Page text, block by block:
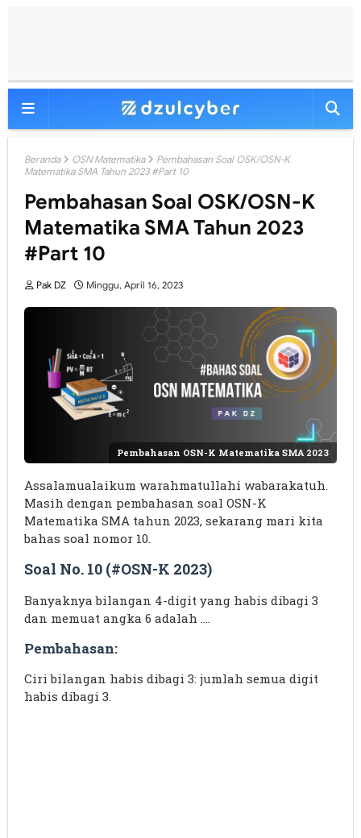
Beranda OSN Matematika
Pembahasan Soal OSK/OSN-K
Matematika SMA Tahun 2023 #Part 10
Pembahasan Soal OSK/OSN-K
Matematika SMA Tahun 2023
#Part 10
Pak DZ Minggu, April 16, 2023
Pembahasan OSN-K Matematika SMA 2023
Assalamualaikum warahmatullahi wabarakatuh.
Masih dengan pembahasan soal OSN-K
Matematika SMA tahun 2023, sekarang mari kita
bahas soal nomor 10.
Soal No. 10 (#OSN-K 2023)
Banyaknya bilangan 4-digit yang habis dibagi 3
dan memuat angka 6 adalah ….
Pembahasan:
Ciri bilangan habis dibagi 3: jumlah semua digit
habis dibagi 3.